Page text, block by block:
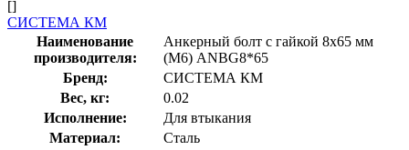
[]
СИСТЕМА КМ
Наименование
производителя:
Анкерный болт с гайкой 8х65 мм
(M6) ANBG8*65
Бренд:
СИСТЕМА КМ
Вес, кг:
0.02
Исполнение:
Для втыкания
Материал:
Сталь